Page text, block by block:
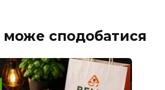
сподобатися